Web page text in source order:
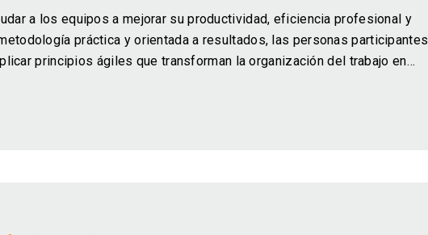
a los equipos a mejorar su productividad, eficiencia profesional y
práctica y orientada a resultados, las personas participantes
principios ágiles que transforman la organización del trabajo en